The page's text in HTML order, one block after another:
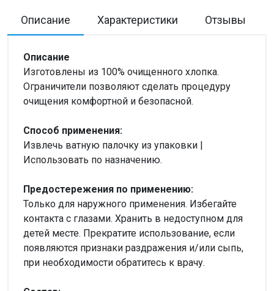
Описание Характеристики Отзывы
Описание
Изготовлены из 100% очищенного хлопка.
Ограничители позволяют сделать процедуру
очищения комфортной и безопасной.
Способ применения:
Извлечь ватную палочку из упаковки |
Использовать по назначению.
Предостережения по применению:
Только для наружного применения. Избегайте
контакта с глазами. Хранить в недоступном для
детей месте. Прекратите использование, если
появляются признаки раздражения и/или сыпь,
при необходимости обратитесь к врачу.